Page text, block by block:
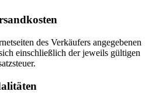
des Verkäufers angegebenen
einschließlich der jeweils gültigen